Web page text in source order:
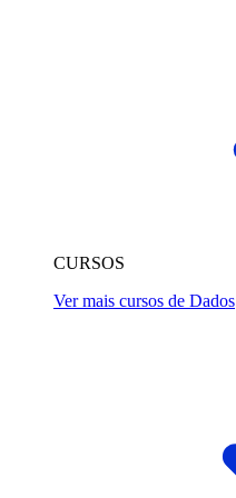
CURSOS
Ver mais cursos de Dados